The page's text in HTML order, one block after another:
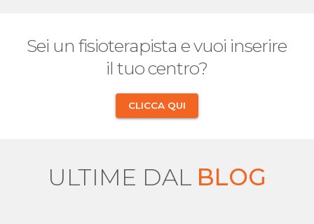
Sei un fisioterapista e vuoi inserire
il tuo centro?
CLICCA QUI
ULTIME DAL BLOG